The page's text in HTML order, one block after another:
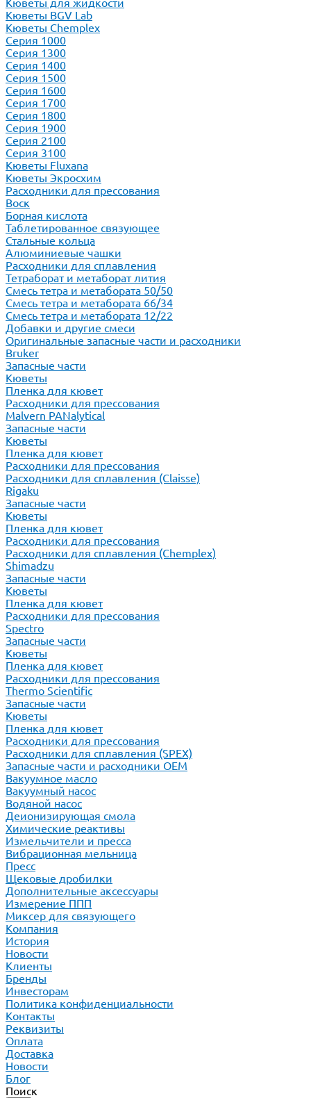
Кюветы для жидкости
Кюветы BGV Lab
Кюветы Chemplex
Серия 1000
Серия 1300
Серия 1400
Серия 1500
Серия 1600
Серия 1700
Серия 1800
Серия 1900
Серия 2100
Серия 3100
Кюветы Fluxana
Кюветы Экросхим
Расходники для прессования
Воск
Борная кислота
Таблетированное связующее
Стальные кольца
Алюминиевые чашки
Расходники для сплавления
Тетраборат и метаборат лития
Смесь тетра и метабората 50/50
Смесь тетра и метабората 66/34
Смесь тетра и метабората 12/22
Добавки и другие смеси
Оригинальные запасные части и расходники
Bruker
Запасные части
Кюветы
Пленка для кювет
Расходники для прессования
Malvern PANalytical
Запасные части
Кюветы
Пленка для кювет
Расходники для прессования
Расходники для сплавления (Claisse)
Rigaku
Запасные части
Кюветы
Пленка для кювет
Расходники для прессования
Расходники для сплавления (Chemplex)
Shimadzu
Запасные части
Кюветы
Пленка для кювет
Расходники для прессования
Spectro
Запасные части
Кюветы
Пленка для кювет
Расходники для прессования
Thermo Scientific
Запасные части
Кюветы
Пленка для кювет
Расходники для прессования
Расходники для сплавления (SPEX)
Запасные части и расходники ОЕМ
Вакуумное масло
Вакуумный насос
Водяной насос
Деионизирующая смола
Химические реактивы
Измельчители и пресса
Вибрационная мельница
Пресс
Щековые дробилки
Дополнительные аксессуары
Измерение ППП
Миксер для связующего
Компания
История
Новости
Клиенты
Бренды
Инвесторам
Политика конфиденциальности
Контакты
Реквизиты
Оплата
Доставка
Новости
Блог
Поиск